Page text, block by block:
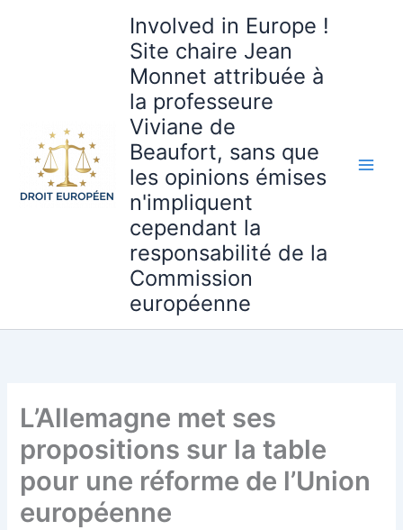
Involved in Europe !
Site chaire Jean
Monnet attribuée à
la professeure
Viviane de
Beaufort, sans que
les opinions émises
n'impliquent
cependant la
responsabilité de la
Commission
européenne
L’Allemagne met ses
propositions sur la table
pour une réforme de l’Union
européenne